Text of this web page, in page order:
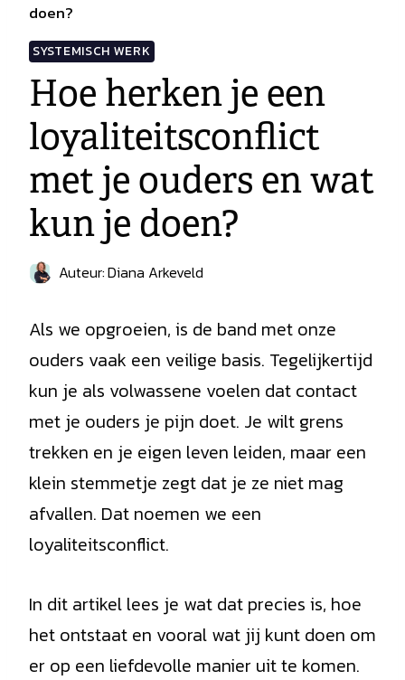
doen?
SYSTEMISCH WERK
Hoe herken je een
loyaliteitsconflict
met je ouders en wat
kun je doen?
Auteur:Diana Arkeveld
Als we opgroeien, is de band met onze
ouders vaak een veilige basis. Tegelijkertijd
kun je als volwassene voelen dat contact
met je ouders je pijn doet. Je wilt grens
trekken en je eigen leven leiden, maar een
klein stemmetje zegt dat je ze niet mag
afvallen. Dat noemen we een
loyaliteitsconflict.
In dit artikel lees je wat dat precies is, hoe
het ontstaat en vooral wat jij kunt doen om
er op een liefdevolle manier uit te komen.